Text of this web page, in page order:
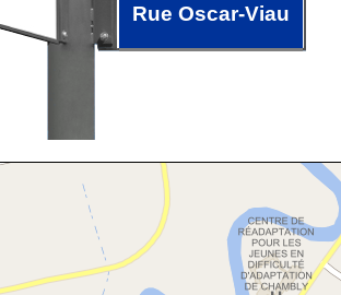
Rue Oscar-Viau